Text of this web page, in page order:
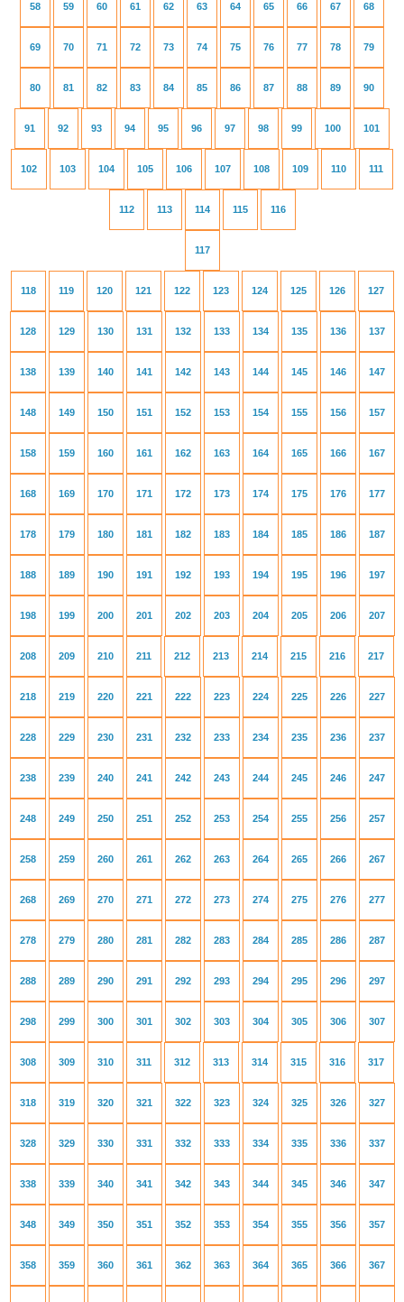
58 59 60 61 62 63 64 65 66 67 68
69 70 71 72 73 74 75 76 77 78 79
80 81 82 83 84 85 86 87 88 89 90
91 92 93 94 95 96 97 98 99 100 101
102 103 104 105 106 107 108 109 110 111
112 113 114 115 116
117
118 119 120 121 122 123 124 125 126 127
128 129 130 131 132 133 134 135 136 137
138 139 140 141 142 143 144 145 146 147
148 149 150 151 152 153 154 155 156 157
158 159 160 161 162 163 164 165 166 167
168 169 170 171 172 173 174 175 176 177
178 179 180 181 182 183 184 185 186 187
188 189 190 191 192 193 194 195 196 197
198 199 200 201 202 203 204 205 206 207
208 209 210 211 212 213 214 215 216 217
218 219 220 221 222 223 224 225 226 227
228 229 230 231 232 233 234 235 236 237
238 239 240 241 242 243 244 245 246 247
248 249 250 251 252 253 254 255 256 257
258 259 260 261 262 263 264 265 266 267
268 269 270 271 272 273 274 275 276 277
278 279 280 281 282 283 284 285 286 287
288 289 290 291 292 293 294 295 296 297
298 299 300 301 302 303 304 305 306 307
308 309 310 311 312 313 314 315 316 317
318 319 320 321 322 323 324 325 326 327
328 329 330 331 332 333 334 335 336 337
338 339 340 341 342 343 344 345 346 347
348 349 350 351 352 353 354 355 356 357
358 359 360 361 362 363 364 365 366 367